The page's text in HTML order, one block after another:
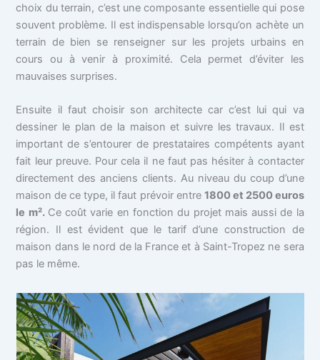
choix du terrain, c’est une composante essentielle qui pose
souvent problème. Il est indispensable lorsqu’on achète un
terrain de bien se renseigner sur les projets urbains en
cours ou à venir à proximité. Cela permet d’éviter les
mauvaises surprises.
Ensuite il faut choisir son architecte car c’est lui qui va
dessiner le plan de la maison et suivre les travaux. Il est
important de s’entourer de prestataires compétents ayant
fait leur preuve. Pour cela il ne faut pas hésiter à contacter
directement des anciens clients. Au niveau du coup d’une
maison de ce type, il faut prévoir entre 1800 et 2500 euros
le m². Ce coût varie en fonction du projet mais aussi de la
région. Il est évident que le tarif d’une construction de
maison dans le nord de la France et à Saint-Tropez ne sera
pas le même.